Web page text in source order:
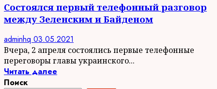
Состоялся первый телефонный разговор
между Зеленским и Байденом
adminhq 03.05.2021
Вчера, 2 апреля состоялись первые телефонные
переговоры главы украинского...
Читать далее
Поиск